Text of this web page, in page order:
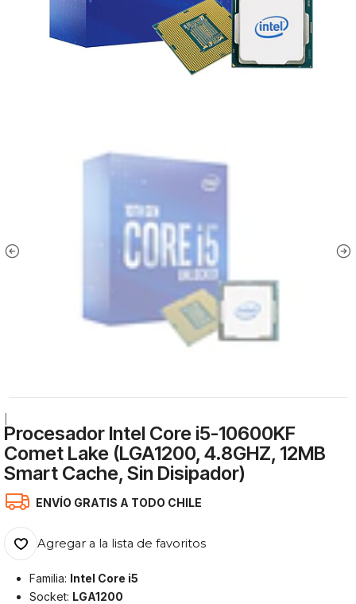
Procesador Intel Core i5-10600KF
Comet Lake (LGA1200, 4.8GHZ, 12MB
Smart Cache, Sin Disipador)
ENVÍO GRATIS A TODO CHILE
Agregar a la lista de favoritos
Familia: Intel Core i5
Socket: LGA1200